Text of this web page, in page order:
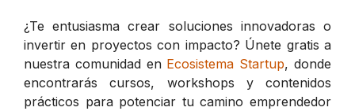
¿Te entusiasma crear soluciones innovadoras o
invertir en proyectos con impacto? Únete gratis a
nuestra comunidad en Ecosistema Startup, donde
encontrarás cursos, workshops y contenidos
prácticos para potenciar tu camino emprendedor